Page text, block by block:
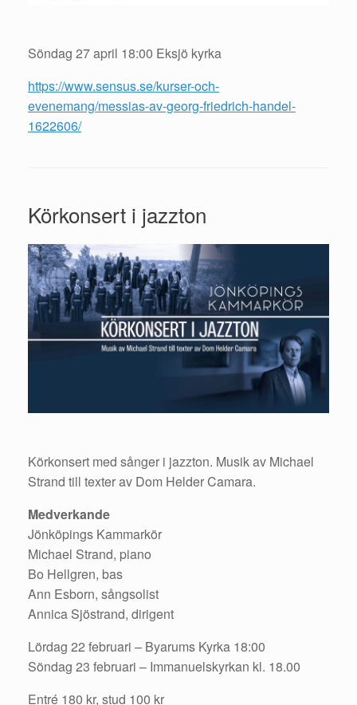
Söndag 27 april 18:00 Eksjö kyrka
https://www.sensus.se/kurser-och-
evenemang/messias-av-georg-friedrich-handel-
1622606/
Körkonsert i jazzton
Körkonsert med sånger i jazzton. Musik av Michael
Strand till texter av Dom Helder Camara.
Medverkande
Jönköpings Kammarkör
Michael Strand, piano
Bo Hellgren, bas
Ann Esborn, sångsolist
Annica Sjöstrand, dirigent
Lördag 22 februari – Byarums Kyrka 18:00
Söndag 23 februari – Immanuelskyrkan kl. 18.00
Entré 180 kr, stud 100 kr